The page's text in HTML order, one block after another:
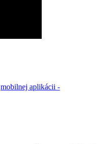
mobilnej aplikácii -